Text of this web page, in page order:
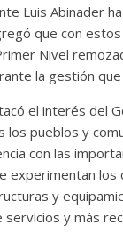
Luis Abinader
que con
Nivel
la gestión
el interés del
los pueblos y
con las
experimentan los
y
y más